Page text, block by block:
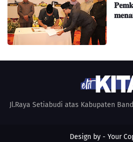
Jl.Raya Setiabudi atas Kabupaten
Design by - Your